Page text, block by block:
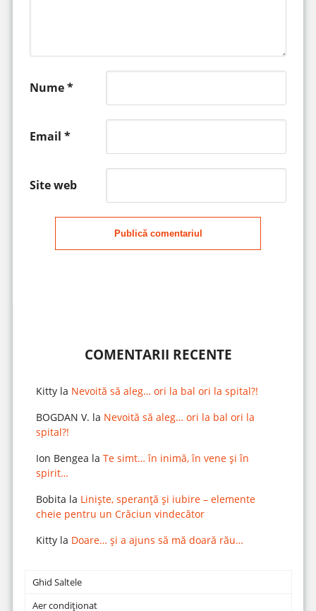
Nume*
Email *
Site web
Publică comentariul
COMENTARII RECENTE
Kittyla Nevoită să aleg… ori la bal ori la spital?!
BOGDAN V. la Nevoită să aleg… ori la bal ori la
spital?!
Ion Bengea la Te simt… în inimă, în vene și în
spirit…
Bobita la Liniște, speranță și iubire – elemente
cheie pentru un Crăciun vindecător
Kittyla Doare… și a ajuns să mă doară rău…
Ghid Saltele
Aer condiționat